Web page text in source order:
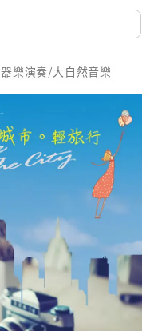
器樂演奏/大自然音樂